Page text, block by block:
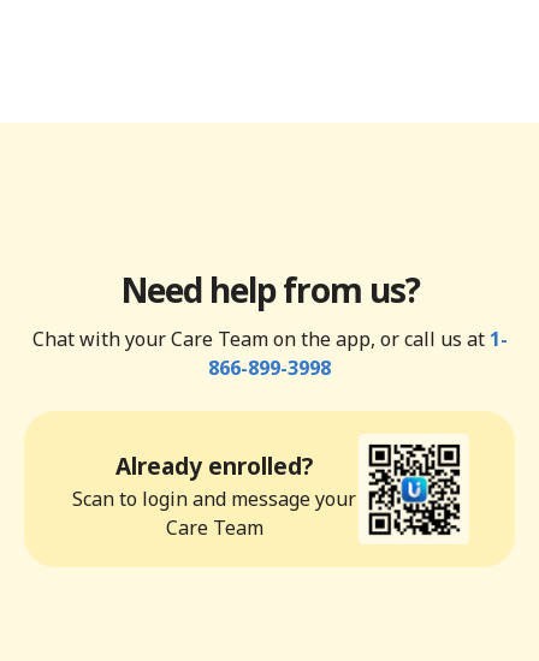
Need help from us?
Chat with your Care Team on the app, or call us at 1-
866-899-3998
Already enrolled?
Scan to login and message your
Care Team